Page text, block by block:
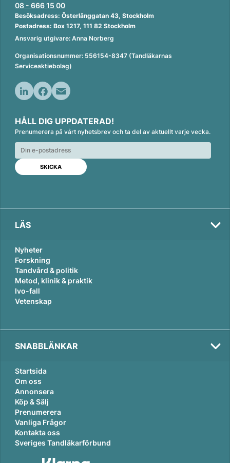
08 - 666 15 00
Besöksadress: Österlånggatan 43, Stockholm
Postadress: Box 1217, 111 82 Stockholm
Ansvarig utgivare: Anna Norberg
Organisationsnummer: 556154-8347 (Tandläkarnas
Serviceaktiebolag)
n
k
e
d
n
c
e
b
o
o
k
a
i
l
HÅLL DIG UPPDATERAD!
Prenumerera på vårt nyhetsbrev och ta del av aktuellt varje vecka.
LÄS
Nyheter
Forskning
Tandvård & politik
Metod, klinik & praktik
Ivo-fall
Vetenskap
SNABBLÄNKAR
Startsida
Om oss
Annonsera
Köp & Sälj
Prenumerera
Vanliga Frågor
Kontakta oss
Sveriges Tandläkarförbund